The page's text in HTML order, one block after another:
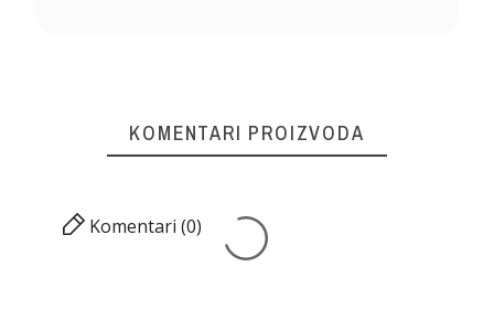
KOMENTARI PROIZVODA
Komentari (0)